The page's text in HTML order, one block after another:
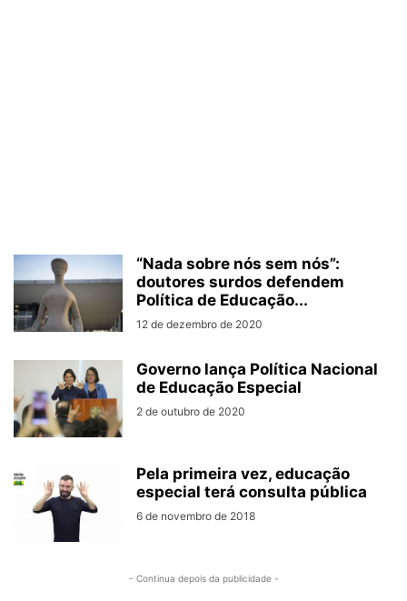
“Nada sobre nós sem nós”:
doutores surdos defendem
Política de Educação...
12 de dezembro de 2020
Governo lança Política Nacional
de Educação Especial
2 de outubro de 2020
Pela primeira vez, educação
especial terá consulta pública
6 de novembro de 2018
- Continua depois da publicidade -